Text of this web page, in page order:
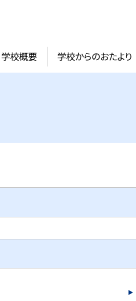
学校概要 学校からのおたより